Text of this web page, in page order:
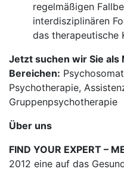
regelmäßigen
interdisziplinären
das therapeutische
Jetzt suchen wir Sie als
Bereichen:
Psychotherapie,
Gruppenpsychotherapie
Über uns
FIND YOUR EXPERT –
2012 eine auf das